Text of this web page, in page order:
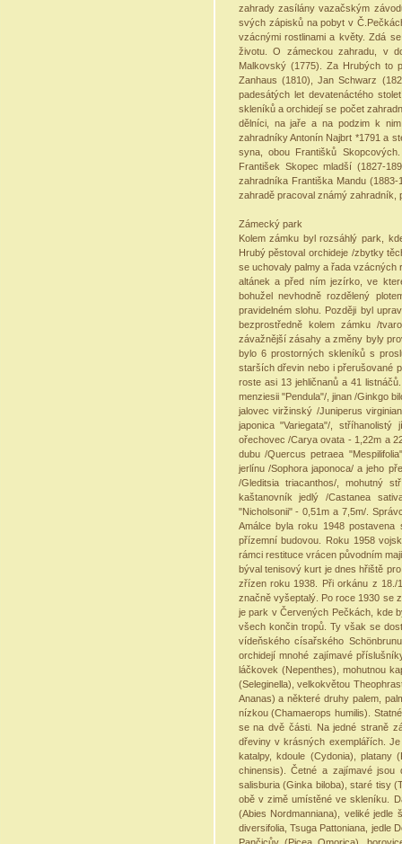
zahrady zasílány vazačským
svých zápisků na pobyt v
vzácnými rostlinami a květy. Zdá
životu. O zámeckou zahradu, v
Malkovský (1775). Za Hrubých to
Zanhaus (1810), Jan Schwarz
padesátých let devatenáctého
skleníků a orchidejí se počet
dělníci, na jaře a na podzim k
zahradníky Antonín Najbrt *1791 a
syna, obou Františků
František Skopec mladší (1827-
zahradníka Františka Mandu
zahradě pracoval
Zámecký
Kolem zámku byl rozsáhlý park,
Hrubý pěstoval orchideje /zbytky
se uchovaly palmy a řada vzácných
altánek a před ním jezírko, ve
bohužel nevhodně rozdělený
pravidelném slohu. Později byl
bezprostředně kolem zámku /
závažnější zásahy a změny byly
bylo 6 prostorných skleníků s
starších dřevin nebo i přerušované
roste asi 13 jehličnanů a 41
menziesii "Pendula"/, jinan /Ginkgo
jalovec viržinský /Juniperus
japonica "Variegata"/,
ořechovec /Carya ovata - 1,22m a
dubu /Quercus petraea
jerlínu /Sophora japonoca/ a jeho
/Gleditsia triacanthos/, mohutný
kaštanovník jedlý /Castanea
"Nicholsonii" - 0,51m a 7,5m/.
Amálce byla roku 1948
přízemní budovou. Roku 1958
rámci restituce vrácen původním
býval tenisový kurt je dnes hřiště
zřízen roku 1938. Při orkánu z 18./
značně vyšeptalý. Po roce 1930 se
je park v Červených Pečkách, kde
všech končin tropů. Ty však se
vídeňského císařského
orchidejí mnohé zajímavé
láčkovek (Nepenthes), mohutnou
(Seleginella), velkokvětou
Ananas) a některé druhy palem,
nízkou (Chamaerops humilis).
se na dvě části. Na jedné straně
dřeviny v krásných exemplářích.
katalpy, kdoule (Cydonia), platany
chinensis). Četné a zajímavé jsou
salisburia (Ginka biloba), staré tisy
obě v zimě umístěné ve skleníku.
(Abies Nordmanniana), veliké jedle
diversifolia, Tsuga Pattoniana, jedle